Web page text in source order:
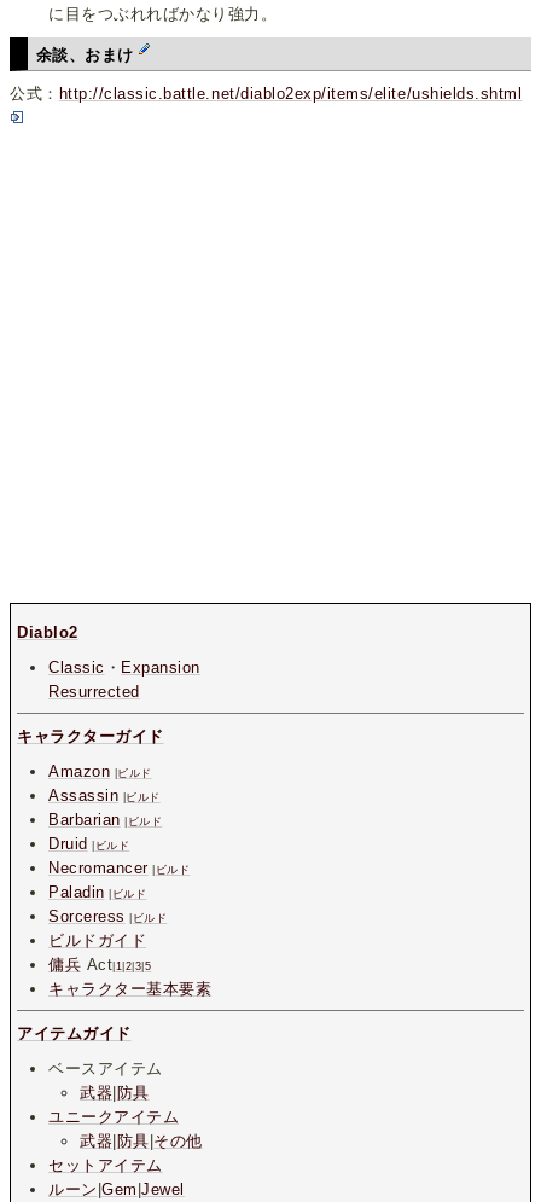
に目をつぶれればかなり強力。
余談、おまけ
公式： http://classic.battle.net/diablo2exp/items/elite/ushields.shtml
Diablo2
Classic ・ Expansion
Resurrected
キャラクターガイド
Amazon
ビルド
Assassin ビルド
Barbarian ビルド
Druid ビルド
Necromancer| ビルド
Paladin ビルド
Sorceress ビルド
ビルドガイド
傭兵 Act 1 2 3 5
キャラクター基本要素
アイテムガイド
ベースアイテム
武器 防具
ユニークアイテム
武器 防具 その他
セットアイテム
ルーン |Gem |Jewel